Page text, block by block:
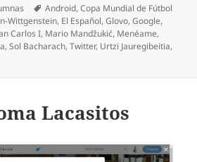
Etiquetas
Android,Copa Mundial de Fútbol
Wittgenstein, El Español,Glovo,Google,
Carlos I, Mario Mandžukić, Menéame,
,Sol Bacharach,Twitter, Urtzi Jauregibeitia,
Lacasitos